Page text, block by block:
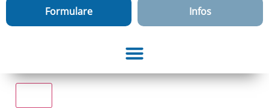
Formulare Infos